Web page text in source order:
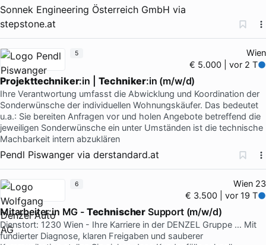
Sonnek Engineering Österreich GmbH via
stepstone.at
Wien
€ 5.000 | vor 2 T
Projekttechniker:in | Techniker:in (m/w/d)
Ihre Verantwortung umfasst die Abwicklung und Koordination der
Sonderwünsche der individuellen Wohnungskäufer. Das bedeutet
u.a.: Sie bereiten Anfragen vor und holen Angebote betreffend die
jeweiligen Sonderwünsche ein unter Umständen ist die technische
Machbarkeit intern abzuklären
Pendl Piswanger via derstandard.at
5
Wien 23
€ 3.500 | vor 19 T
Mitarbeiter:in MG - Technischer Support (m/w/d)
Dienstort: 1230 Wien - Ihre Karriere in der DENZEL Gruppe … Mit
fundierter Diagnose, klaren Freigaben und sauberer
6